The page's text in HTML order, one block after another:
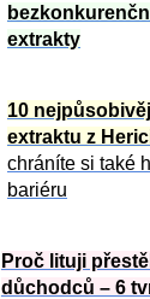
extrakty
10
extraktu z
chráníte si také
bariéru
Proč lituji
důchodců – 6